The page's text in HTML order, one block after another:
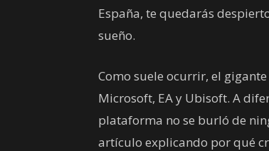
España, te quedarás
sueño.
Como suele ocurrir, el
Microsoft, EA y Ubisoft. A
plataforma no se burló de
artículo explicando por qué